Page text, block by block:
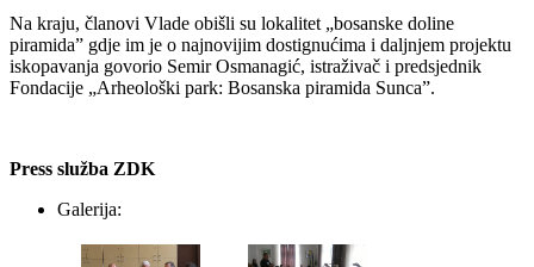
Na kraju, članovi Vlade obišli su lokalitet „bosanske doline
piramida” gdje im je o najnovijim dostignućima i daljnjem projektu
iskopavanja govorio Semir Osmanagić, istraživač i predsjednik
Fondacije „Arheološki park: Bosanska piramida Sunca”.
Press služba ZDK
Galerija: